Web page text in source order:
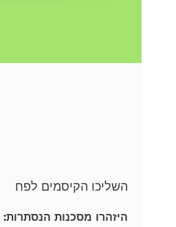
השליכו הקיסמים לפח
היזהרו מסכנות הנסתרות: